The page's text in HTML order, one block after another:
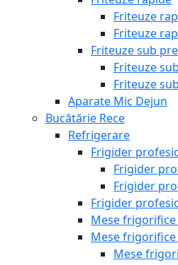
Friteuze
Friteuze
Friteuze sub
Friteuze
Friteuze
Aparate Mic Dejun
Bucătărie Rece
Refrigerare
Frigider
Frigider
Frigider
Frigider
Mese
Mese
Mese